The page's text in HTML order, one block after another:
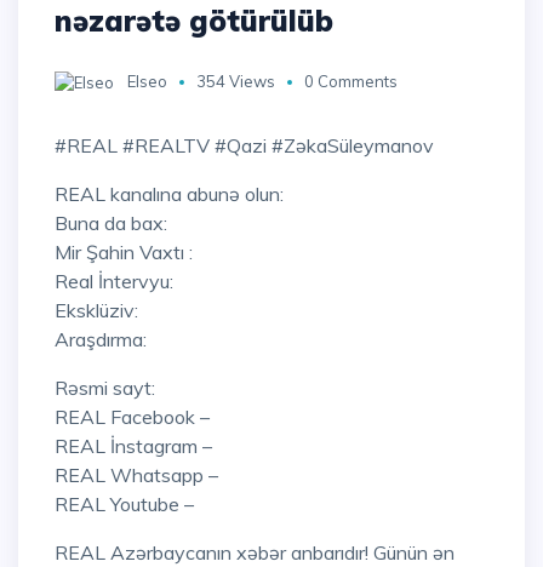
nəzarətə götürülüb
Elseo 354 Views 0 Comments
#REAL #REALTV #Qazi #ZəkaSüleymanov
REAL kanalına abunə olun:
Buna da bax:
Mir Şahin Vaxtı :
Real İntervyu:
Eksklüziv:
Araşdırma:
Rəsmi sayt:
REAL Facebook –
REAL İnstagram –
REAL Whatsapp –
REAL Youtube –
REAL Azərbaycanın xəbər anbarıdır! Günün ən